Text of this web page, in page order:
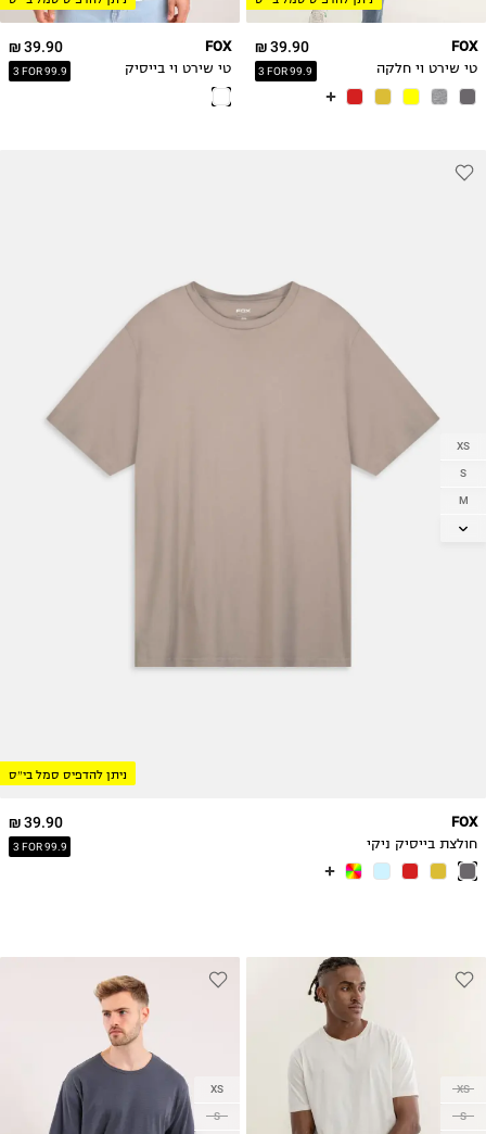
39.90 ₪
3 FOR 99.9
FOX
טי שירט וי חלקה
39.90 ₪
3 FOR 99.9
FOX
טי שירט וי בייסיק
ניתן להדפיס סמל בי״ס
XS
S
M
L
39.90 ₪
3 FOR 99.9
FOX
חולצת בייסיק ניקי
XS
S
XS
S